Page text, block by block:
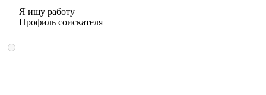
Я ищу работу
Профиль соискателя